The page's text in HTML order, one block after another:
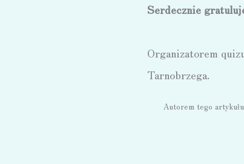
Serdecznie
Organizatorem
Tarnobrzega.
Autorem tego